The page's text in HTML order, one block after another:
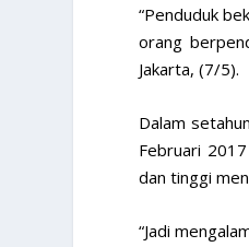
“Penduduk
orang
Jakarta, (7/5).
Dalam
Februari
dan tinggi
“Jadi